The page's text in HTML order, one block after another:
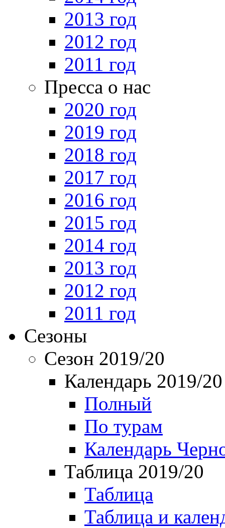
2013 год
2012 год
2011 год
Пресса о нас
2020 год
2019 год
2018 год
2017 год
2016 год
2015 год
2014 год
2013 год
2012 год
2011 год
Сезоны
Сезон 2019/20
Календарь 2019/20
Полный
По турам
Календарь
Таблица 2019/20
Таблица
Таблица и